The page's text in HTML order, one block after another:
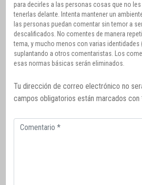
para decirles a las personas cosas que no
tenerlas delante. Intenta mantener un
las personas puedan comentar sin temor a
descalificados. No comentes de manera
tema, y mucho menos con varias identidades
suplantando a otros comentaristas. Los
esas normas básicas serán eliminados.
Tu dirección de correo electrónico no
campos obligatorios están marcados con
Comentario